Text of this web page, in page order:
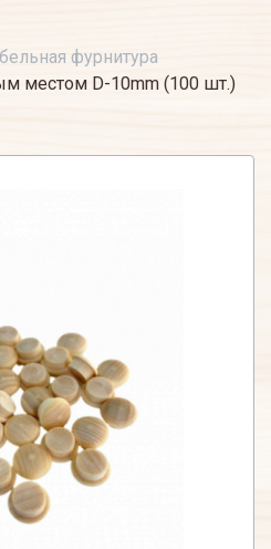
фурнитура
местом D-10mm (100 шт.)